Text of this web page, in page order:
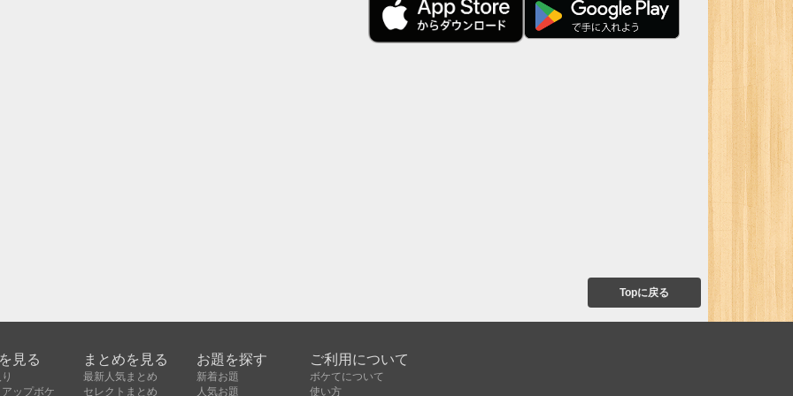
Topに戻る
見る
ップボケ
まとめを見る
最新人気まとめ
セレクトまとめ
お題を探す
新着お題
人気お題
ご利用について
ボケてについて
使い方